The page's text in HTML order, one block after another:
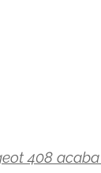
408